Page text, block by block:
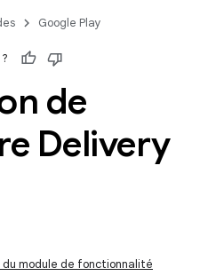
Google Play
de
Delivery
module de fonctionnalité